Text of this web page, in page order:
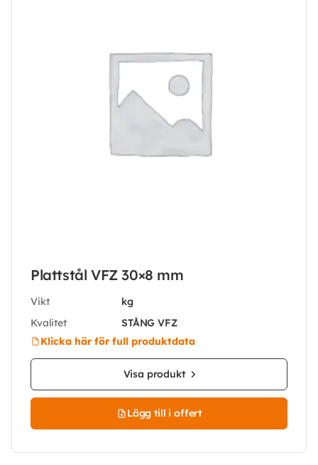
Plattstål VFZ 30×8 mm
Vikt
kg
Kvalitet
STÅNG VFZ
Klicka här för full produktdata
Visa produkt
Lägg till i offert